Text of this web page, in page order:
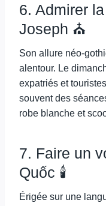
6. Admirer
Joseph ⛪
Son allure néo-
alentour. Le
expatriés et
souvent des
robe blanche et
7. Faire un
Quốc 🕯️
Érigée sur une